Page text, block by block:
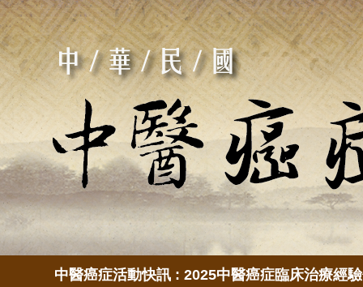
動快訊 : 2025中醫癌症臨床治療經驗傳承[視訊教學]